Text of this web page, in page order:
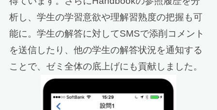
析し、学生の学習意欲や理解習熟度の把握も可
能に。学生の解答に対してSMSで添削コメント
を送信したり、他の学生の解答状況を通知する
ことで、ゼミ全体の底上げにも貢献しました。